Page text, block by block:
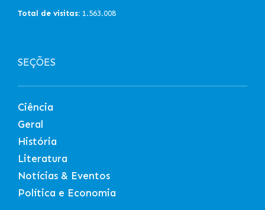
Total de visitas: 1.563.008
SEÇÕES
Ciência
Geral
História
Literatura
Notícias & Eventos
Política e Economia